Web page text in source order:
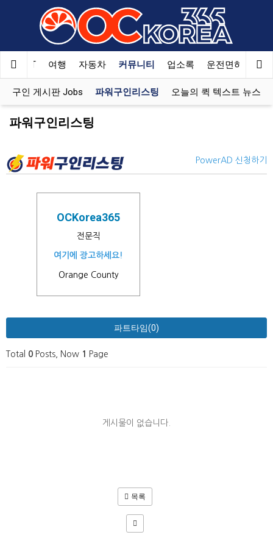
한국SAT 여행 자동차 커뮤니티 업소록 운전면허 문의
구인 게시판 Jobs 파워구인리스팅 오늘의 퀵 텍스트 뉴스
파워구인리스팅
PowerAD 신청하기
OCKorea365
전문직
여기에 광고하세요!
Orange County
파트타임(0)
Total 0 Posts, Now 1 Page
게시물이 없습니다.
목록